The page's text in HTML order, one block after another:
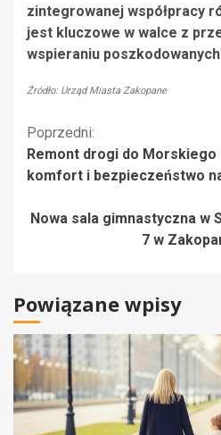
zintegrowanej współpracy
jest kluczowe w walce z
wspieraniu
Źródło: Urząd Miasta Zakopane
Kontynuuj
czytanie
Poprzedni:
Remont drogi do Morskiego
komfort i bezpieczeństwo
Nowa sala gimnastyczna w
7 w
Powiązane wpisy